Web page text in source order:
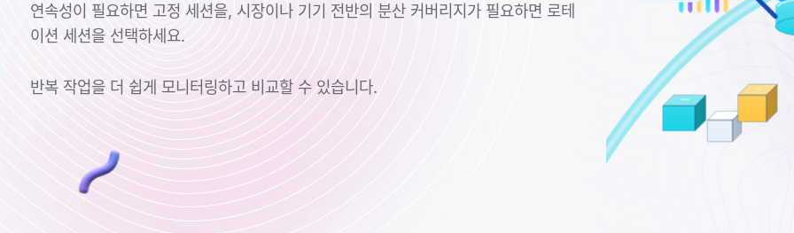
연속성이 필요하면 고정 세션을, 시장이나 기기 전반의 분산 커버리지가 필요하면 로테
이션 세션을 선택하세요.
반복 작업을 더 쉽게 모니터링하고 비교할 수 있습니다.